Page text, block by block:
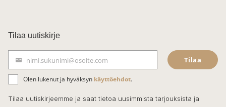
c
e
b
o
o
Tilaa uutiskirje
ä
h
k
nimi.sukunimi@osoite.com Tilaa
Olen lukenut ja hyväksyn käyttöehdot.
Tilaa uutiskirjeemme ja saat tietoa uusimmista tarjouksista ja